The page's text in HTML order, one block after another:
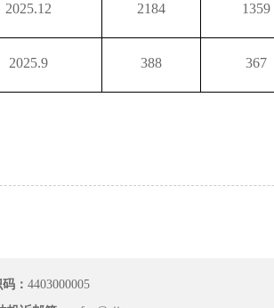
2025.12 2184 1359
2025.9 388 367
： 4403000005